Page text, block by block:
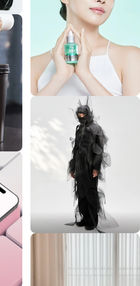
ANUA JP
Post Archive Faction (PAF)